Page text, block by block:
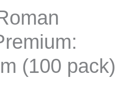
(100 pack)